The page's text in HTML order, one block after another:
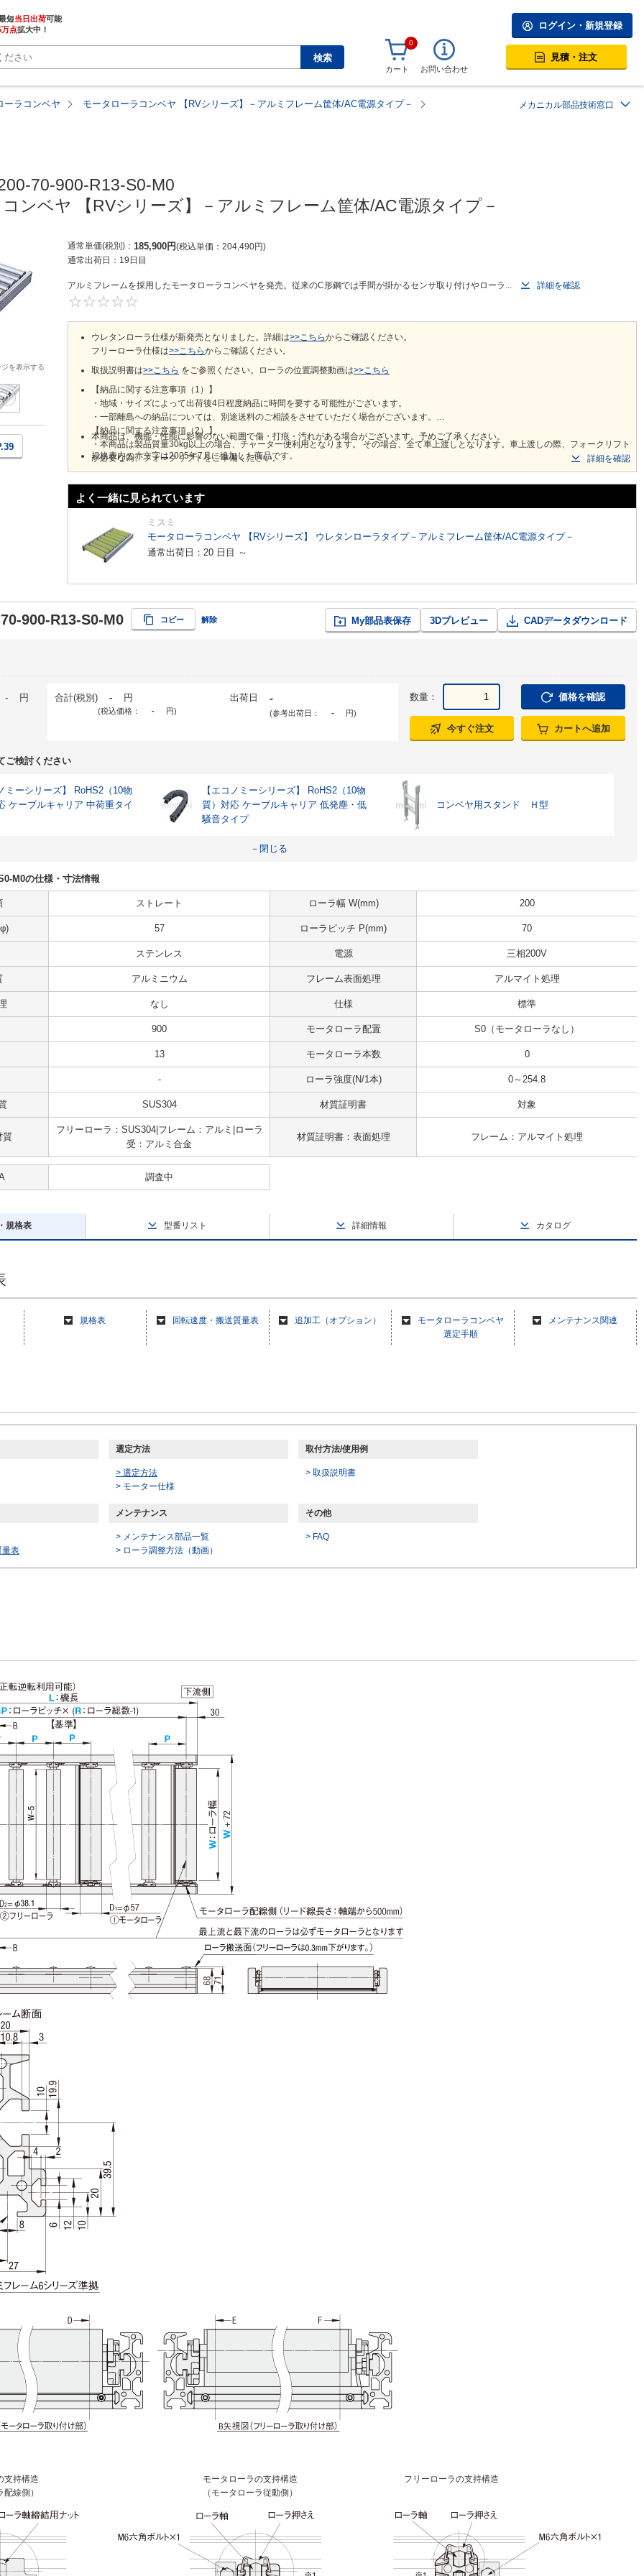
短当日出荷
万点拡大中！
検索
ログイン・新規登録
0
カート お問い合わせ
見積・注文
ーラコンベヤ モータローラコンベヤ 【RVシリーズ】－アルミフレーム筐体/AC電源タイプ－ メカニカル部品技術窓口
70-900-R13-S0-M0
ンベヤ 【RVシリーズ】－アルミフレーム筐体/AC電源タイプ－
を表示する
通常単価(税別) 185,900円 税込単価 204,490円
通常出荷日： 19日目
アルミフレームを採用したモータローラコンベヤを発売。従来のC形鋼では手間が掛かるセンサ取り付けやローラ...
詳細を確認
ウレタンローラ仕様が新発売となりました。詳細は>>こちらからご確認ください。 ​
フリーローラ仕様は>>こちらからご確認ください。
取扱説明書は>>こちら ​をご参照ください。ローラの位置調整動画は>>こちら
【納品に関する注意事項（1）】
・地域・サイズによって出荷後4日程度納品に時間を要する可能性がございます。
・一部離島への納品については、別途送料のご相談をさせていただく場合がございます。
【納品に関する注意事項（2）】
・本商品は製品質量30kg以上の場合、チャーター便利用となります。 その場合、全て車上渡しとなります。車上渡しの際、フォークリフト
が必要な為、フォークリフトをご準備ください。
・10t車からの荷降ろしが可能な納品先をご指定ください。数量やサイズにより10tウイング車での輸送の可能性もあります。
・チャーター便利用の場合、ご注文後の納品先の変更はお受けできません。
本商品は、機能・性能に影響のない範囲で傷・打痕・汚れがある場合がございます。予めご了承ください。
規格表内の赤文字は2025年7月に追加した商品です。
詳細を確認
よく一緒に見られています
ミスミ
モータローラコンベヤ 【RVシリーズ】 ウレタンローラタイプ－アルミフレーム筐体/AC電源タイプ－
通常出荷日：20 日目 ～
900-R13-S0-M0 コピー 解除 My部品表保存 3Dプレビュー CADデータダウンロード
- 円 合計(税別) - 円
(税込価格： - 円)
出荷日 -
(参考出荷日： - 円)
数量： 価格を確認
今すぐ注文 カートへ追加
ご検討ください
ミーシリーズ】 RoHS2（10物
ケーブルキャリア 中荷重タイ
【エコノミーシリーズ】 RoHS2（10物
質）対応 ケーブルキャリア 低発塵・低
騒音タイプ
コンベヤ用スタンド Ｈ型
－閉じる
M0の仕様・寸法情報
ストレート ローラ幅 W(mm) 200
57 ローラピッチ P(mm) 70
ステンレス 電源 三相200V
アルミニウム フレーム表面処理 アルマイト処理
なし 仕様 標準
900 モータローラ配置 S0（モータローラなし）
13 モータローラ本数 0
- ローラ強度(N/1本) 0～254.8
SUS304 材質証明書 対象
質
フリーローラ：SUS304|フレーム：アルミ|ローラ
受：アルミ合金
材質証明書：表面処理 フレーム：アルマイト処理
調査中
規格表 型番リスト 詳細情報 カタログ
規格表 回転速度・搬送質量表 追加工（オプション）
モータローラコンベヤ
選定手順
メンテナンス関連
選定方法
> 選定方法
> モーター仕様
取付方法/使用例
> 取扱説明書
量表
メンテナンス
> メンテナンス部品一覧
> ローラ調整方法（動画）
その他
> FAQ
支持構造
線側）
モータローラの支持構造
（モータローラ従動側）
フリーローラの支持構造